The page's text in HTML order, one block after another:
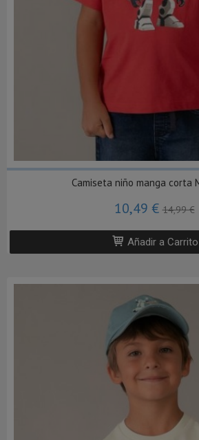
Camiseta niño manga corta
10,49 €14,99 €
Añadir a Carrito